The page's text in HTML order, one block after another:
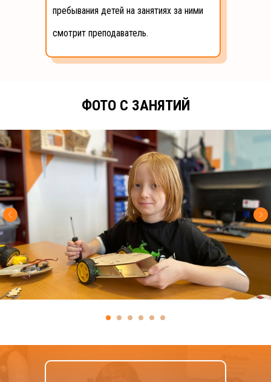
пребывания детей на занятиях за ними
смотрит преподаватель.
ФОТО С ЗАНЯТИЙ